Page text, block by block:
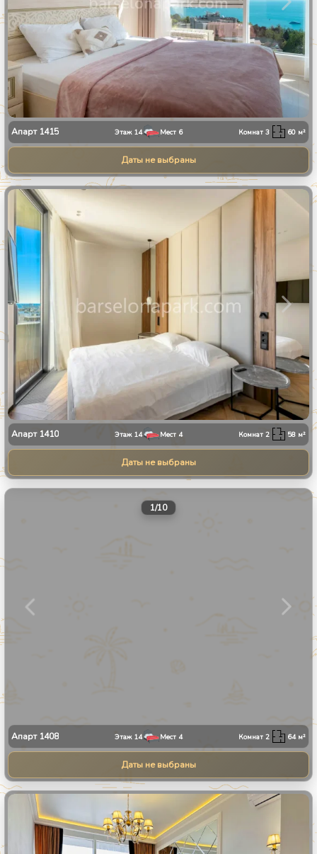
Апарт 1415 Этаж 14 Мест 6 Комнат3 60 м²
Даты не выбраны
Апарт 1410 Этаж 14 Мест 4 Комнат2 58 м²
Даты не выбраны
1/10
Апарт 1408 Этаж 14 Мест 4 Комнат2 64м²
Даты не выбраны